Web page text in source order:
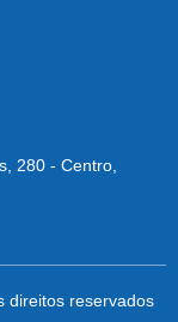
280 - Centro,
direitos reservados